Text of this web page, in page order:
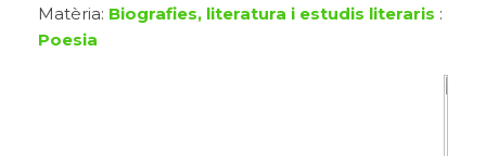
Matèria: Biografies, literatura i estudis literaris :
Poesia